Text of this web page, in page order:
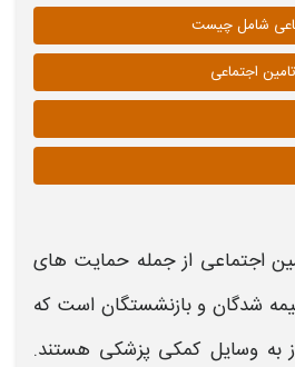
شامل چیست
اجتماعی
اجتماعی از جمله حمایت‌ های
شدگان و بازنشستگان است که
به وسایل کمکیپزشکی هستند.